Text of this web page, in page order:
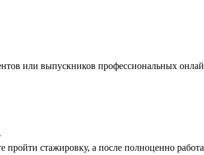
или выпускников профессиональных
стажировку, а после полноценно